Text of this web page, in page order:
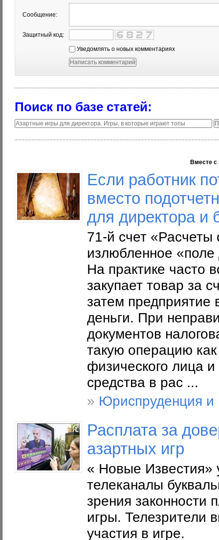
Сообщение:
Защитный код:
Уведомлять о новых комментариях
Поиск по базе статей:
Вместе с
Если работник
вместо
для директора и
71-й счет
излюбленное
На практике часто
закупает товар за
затем предприятие
деньги. При
документов
такую операцию
физического лица
средства в рас ...
» Юриспруденция и
Расплата за
азартных игр
« Новые Известия»
телеканалы
зрения законности
игры. Телезрители
участия в игре.